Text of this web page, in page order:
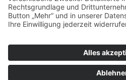
→ Depot-Übersicht
2026 • Klemens Beetz •